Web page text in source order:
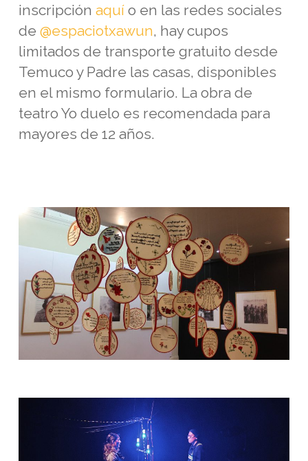
inscripción aquío en las redes sociales
de @espaciotxawun, hay cupos
limitados de transporte gratuito desde
Temuco y Padre las casas, disponibles
en el mismo formulario. La obra de
teatro Yo duelo es recomendada para
mayores de 12 años.